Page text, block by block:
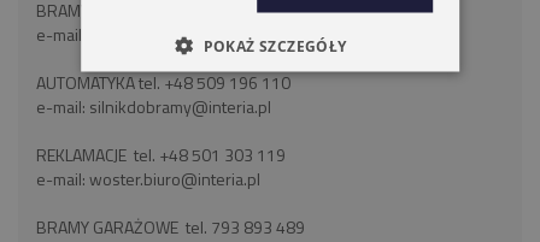
BRAMY ROLETY tel:
+48 793 893 489
e-mail:
silnikdorolet@poczta.fm
AUTOMATYKA tel.+48 509 196 110
e-mail: silnikdobramy@interia.pl
REKLAMACJE tel. +48 501 303 119
e-mail:woster.biuro@interia.pl
BRAMY GARAŻOWE tel. 793 893 489
POKAŻ SZCZEGÓŁY